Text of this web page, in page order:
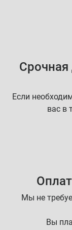
Срочная
Если
вас в
Мы не
Вы